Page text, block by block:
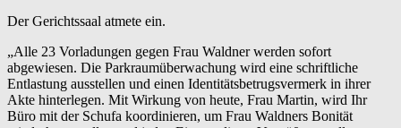
Der Gerichtssaal atmete ein.
„Alle 23 Vorladungen gegen Frau Waldner werden sofort
abgewiesen. Die Parkraumüberwachung wird eine schriftliche
Entlastung ausstellen und einen Identitätsbetrugsvermerk in ihrer
Akte hinterlegen. Mit Wirkung von heute, Frau Martin, wird Ihr
Büro mit der Schufa koordinieren, um Frau Waldners Bonität